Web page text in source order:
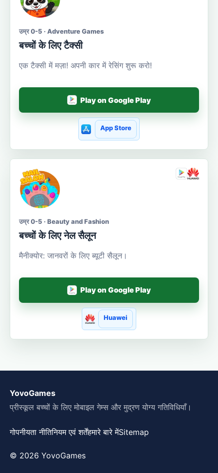
उम्र 0-5 · Adventure Games
बच्चों के लिए टैक्सी
एक टैक्सी में मज़ा! अपनी कार में रेसिंग शुरू करो!
Play on Google Play
App Store
उम्र 0-5 · Beauty and Fashion
बच्चों के लिए नेल सैलून
मैनीक्योर: जानवरों के लिए ब्यूटी सैलून।
Play on Google Play
Huawei
YovoGames
प्रीस्कूल बच्चों के लिए मोबाइल गेम्स और मुद्रण योग्य गतिविधियाँ।
गोपनीयता नीतिनियम एवं शर्तेंहमारे बारे मेंSitemap
© 2026 YovoGames